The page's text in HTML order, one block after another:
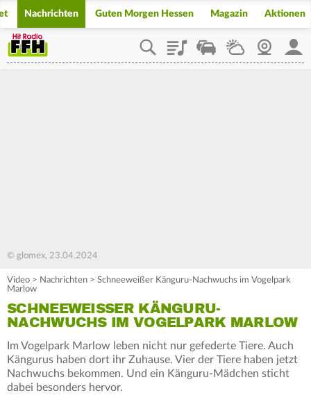
Nachrichten Guten Morgen Hessen Magazin Aktionen
PlaylistStaupilotWetterWebcam
© glomex, 23.04.2024
Video > Nachrichten > Schneeweißer Känguru-Nachwuchs im Vogelpark
Marlow
SCHNEEWEISSER KÄNGURU-N
ACHWUCHS IM VOGELPARK MARLOW
Im Vogelpark Marlow leben nicht nur gefederte Tiere. Auch
Kängurus haben dort ihr Zuhause. Vier der Tiere haben jetzt
Nachwuchs bekommen. Und ein Känguru-Mädchen sticht
dabei besonders hervor.